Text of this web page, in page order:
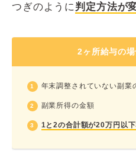
つぎのように 判定方法が
2ヶ所給与の
年末調整されていない副業
副業所得の金額
1と2の合計額が20万円以下